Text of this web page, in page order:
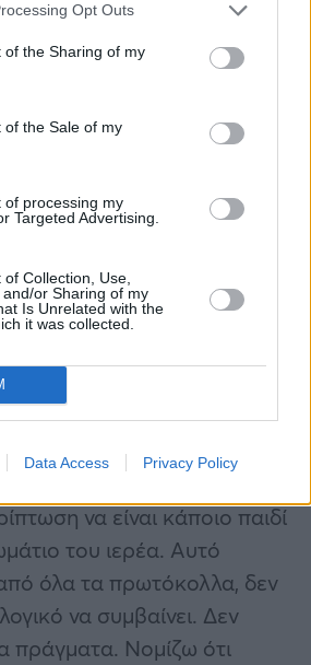
Opt Outs
of the Sharing of my
of the Sale of my
of processing my
Targeted Advertising.
Collection, Use,
or Sharing of my
Is Unrelated with the
it was collected.
Data Access Privacy Policy
της
Κόσμου»: «Δεν
μόνο του στο
ιερέα»
να είναι κάποιο παιδί
του ιερέα. Αυτό
όλα τα πρωτόκολλα, δεν
να συμβαίνει. Δεν
πράγματα. Νομίζω ότι